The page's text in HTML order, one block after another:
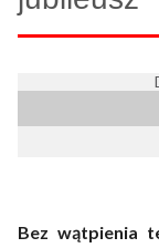
Bez wątpienia